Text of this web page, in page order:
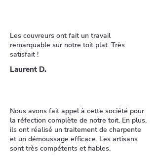
Les couvreurs ont fait un travail
remarquable sur notre toit plat. Très
satisfait !
Laurent D.
Nous avons fait appel à cette société pour
la réfection complète de notre toit. En plus,
ils ont réalisé un traitement de charpente
et un démoussage efficace. Les artisans
sont très compétents et fiables.